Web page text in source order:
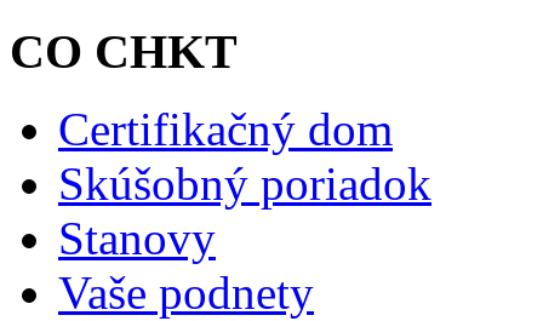
CO CHKT
Certifikačný dom
Skúšobný poriadok
Stanovy
Vaše podnety